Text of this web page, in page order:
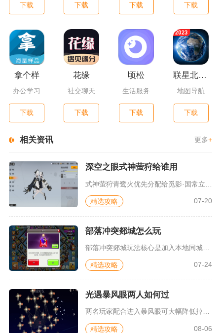
下载 下载 下载 下载
拿个样
办公学习
下载
花缘
社交聊天
下载
顷松
生活服务
下载
联星北斗街景地图
地图导航
下载
相关资讯 更多+
深空之眼式神萤狩给谁用
精选攻略 07-20
部落冲突郯城怎么玩
部落冲突郯城玩法核心是加入本地同城部落，依托同城玩家组队完成...
精选攻略 07-24
光遇暴风眼两人如何过
两名玩家配合进入暴风眼可大幅降低掉翼概率，分工协作走完风暴通...
精选攻略 08-06